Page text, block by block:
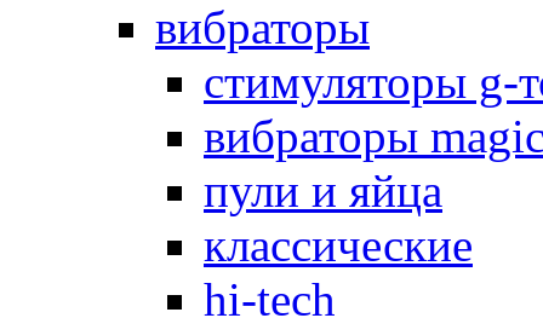
вибраторы
стимуляторы g-
вибраторы
пули и яйца
классические
hi-tech